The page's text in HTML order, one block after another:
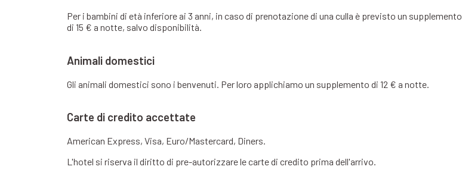
Per i bambini di età inferiore ai 3 anni, in caso di prenotazione di una culla è previsto un supplemento
di 15 € a notte, salvo disponibilità.
Animali domestici
Gli animali domestici sono i benvenuti. Per loro applichiamo un supplemento di 12 € a notte.
Carte di credito accettate
American Express, Visa, Euro/Mastercard, Diners.
L'hotel si riserva il diritto di pre-autorizzare le carte di credito prima dell'arrivo.